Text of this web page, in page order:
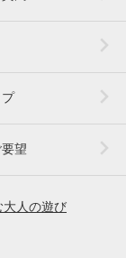
望
大人の遊び